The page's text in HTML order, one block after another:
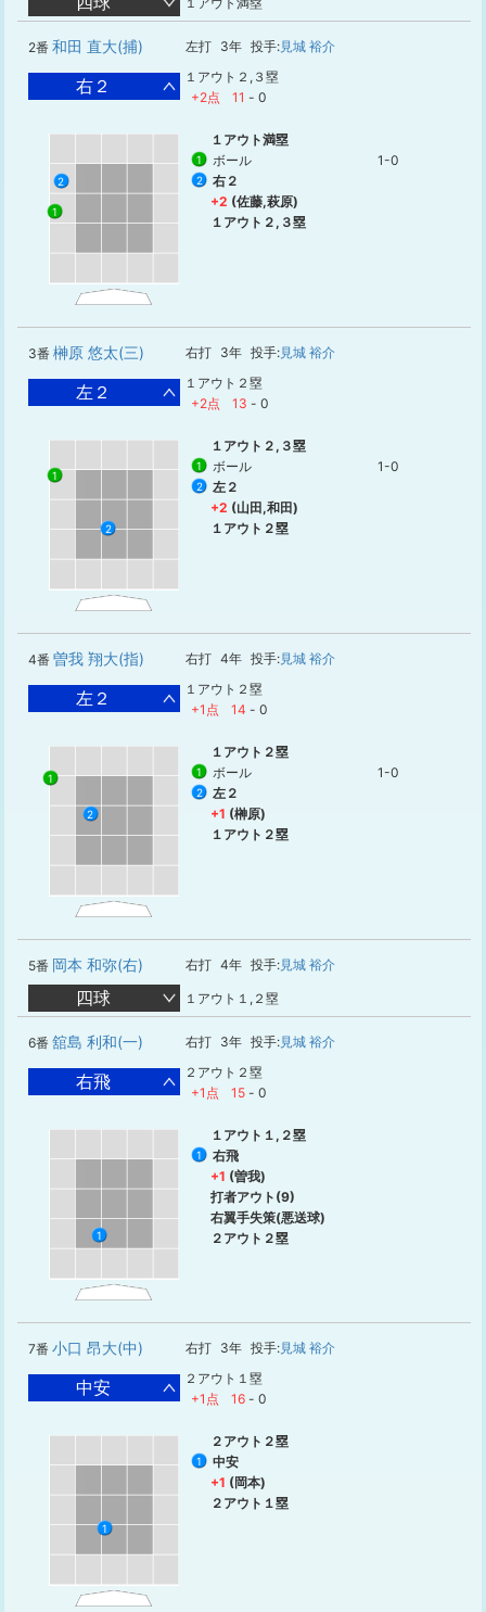
2番 和田 直大(捕) 左打 3年 投手:見城 裕介
右２
１アウト２,３塁
+2点
11 - 0
1
2
１アウト満塁
1 ボール 1-0
2
右２
+2 (佐藤,萩原)
１アウト２,３塁
3番 榊原 悠太(三) 右打 3年 投手:見城 裕介
左２
１アウト２塁
+2点
13 - 0
1
2
１アウト２,３塁
1 ボール 1-0
2
左２
+2 (山田,和田)
１アウト２塁
4番 曽我 翔大(指) 右打 4年 投手:見城 裕介
左２
１アウト２塁
+1点
14 - 0
1
2
１アウト２塁
1 ボール 1-0
2
左２
+1 (榊原)
１アウト２塁
5番 岡本 和弥(右) 右打 4年 投手:見城 裕介
四球 １アウト１,２塁
6番 舘島 利和(一) 右打 3年 投手:見城 裕介
右飛
２アウト２塁
+1点
15 - 0
1
１アウト１,２塁
1
右飛
+1 (曽我)
打者アウト(9)
右翼手失策(悪送球)
２アウト２塁
7番 小口 昂大(中) 右打 3年 投手:見城 裕介
中安
２アウト１塁
+1点
16 - 0
1
２アウト２塁
1
中安
+1 (岡本)
２アウト１塁